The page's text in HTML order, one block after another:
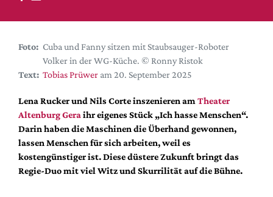
DdB-map
Premierensuche
Festival-Planer
Alle Hefte
Leseproben
Podcast
Service
Foto: Cuba und Fanny sitzen mit Staubsauger-Roboter
Volker in der WG-Küche. © Ronny Ristok
Text: Tobias Prüwer am 20. September 2025
Lena Rucker und Nils Corte inszenieren am Theater
Altenburg Geraihr eigenes Stück „Ich hasse Menschen“.
Darin haben die Maschinen die Überhand gewonnen,
lassen Menschen für sich arbeiten, weil es
kostengünstiger ist. Diese düstere Zukunft bringt das
Regie-Duo mit viel Witz und Skurrilität auf die Bühne.